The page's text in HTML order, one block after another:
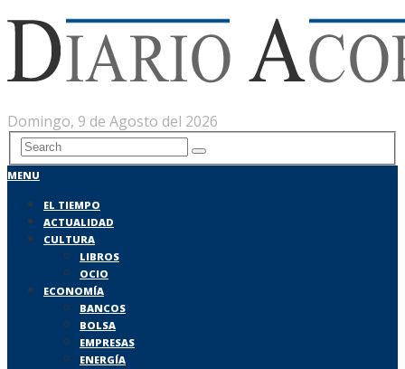
Domingo, 9 de Agosto del 2026
MENU
EL TIEMPO
ACTUALIDAD
CULTURA
LIBROS
OCIO
ECONOMÍA
BANCOS
BOLSA
EMPRESAS
ENERGÍA